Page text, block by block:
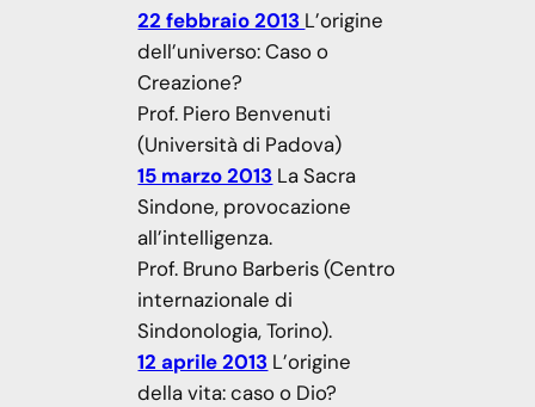
22 febbraio 2013 L’origine
dell’universo: Caso o
Creazione?
Prof. Piero Benvenuti
(Università di Padova)
15 marzo 2013 La Sacra
Sindone, provocazione
all’intelligenza.
Prof. Bruno Barberis (Centro
internazionale di
Sindonologia, Torino).
12 aprile 2013 L’origine
della vita: caso o Dio?